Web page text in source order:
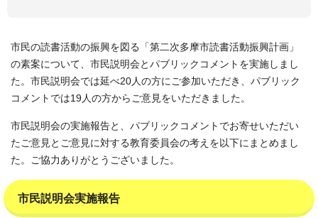
市民の読書活動の振興を図る「第二次多摩市読書活動振興計画」
の素案について、市民説明会とパブリックコメントを実施しまし
た。市民説明会では延べ20人の方にご参加いただき、パブリック
コメントでは19人の方からご意見をいただきました。
市民説明会の実施報告と、パブリックコメントでお寄せいただい
たご意見とご意見に対する教育委員会の考えを以下にまとめまし
た。ご協力ありがとうございました。
市民説明会実施報告